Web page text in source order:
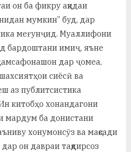
он ба фикру ақидаи
мумкин” буд, дар
меғунҷид. Муаллифони
бардоштани имиҷ, яъне
дар ҷомеа,
сиёсӣ ва
аз публитсистика
китобҳо хонандагони
мардум ба донистани
хонумонсӯз ва мақсади
он давраи тақдирсоз